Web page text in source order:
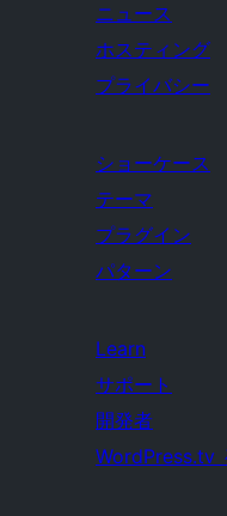
ニュース
ホスティング
プライバシー
ショーケース
テーマ
プラグイン
パターン
Learn
サポート
開発者
WordPress.tv